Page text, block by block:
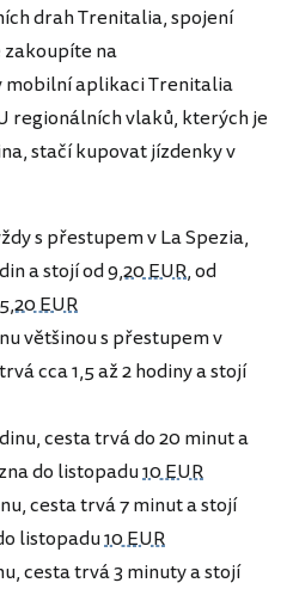
drah Trenitalia, spojení
na
mobilní aplikaci Trenitalia
regionálních vlaků, kterých je
stačí kupovat jízdenky v
s přestupem v La Spezia,
a stojí od9,20 EUR, od
EUR
většinou s přestupem v
cca 1,5 až 2 hodiny a stojí
cesta trvá do 20 minut a
do listopadu10 EUR
cesta trvá 7 minut a stojí
listopadu10 EUR
cesta trvá 3 minuty a stojí